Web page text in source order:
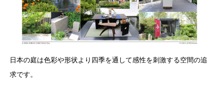
日本の庭は色彩や形状より四季を通して感性を刺激する空間の追
求です。